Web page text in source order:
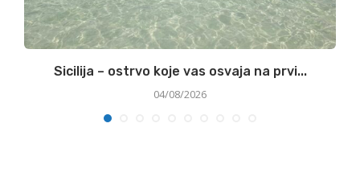
Sicilija – ostrvo koje vas osvaja na prvi...
04/08/2026